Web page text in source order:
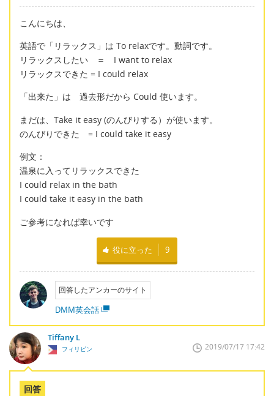
こんにちは、
英語で「リラックス」は To relaxです。動詞です。
リラックスしたい ＝ I want to relax
リラックスできた = I could relax
「出来た」は 過去形だから Could 使います。
まだは、Take it easy (のんびりする）が使います。
のんびりできた = I could take it easy
例文：
温泉に入ってリラックスできた
I could relax in the bath
I could take it easy in the bath
ご参考になれば幸いです
役に立った 9
回答したアンカーのサイト
DMM英会話
Tiffany L
フィリピン 2019/07/17 17:42
回答